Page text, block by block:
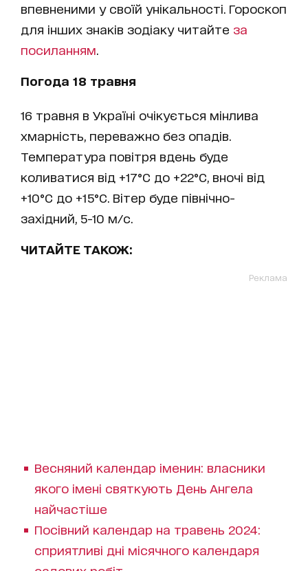
впевненими у своїй унікальності. Гороскоп
для інших знаків зодіаку читайте за
посиланням
Погода 18 травня
16 травня в Україні очікується мінлива
хмарність, переважно без опадів.
Температура повітря вдень буде
коливатися від +17°C до +22°C, вночі від
+10°C до +15°C. Вітер буде північно-
західний, 5-10 м/с.
ЧИТАЙТЕ ТАКОЖ:
Реклама
Весняний календар іменин: власники
якого імені святкують День Ангела
найчастіше
Посівний календар на травень 2024:
сприятливі дні місячного календаря